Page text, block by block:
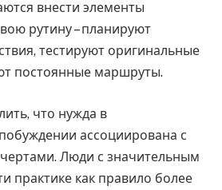
внести элементы
рутину – планируют
тестируют оригинальные
постоянные маршруты.
что нужда в
ассоциирована с
Люди с значительным
практике как правило более